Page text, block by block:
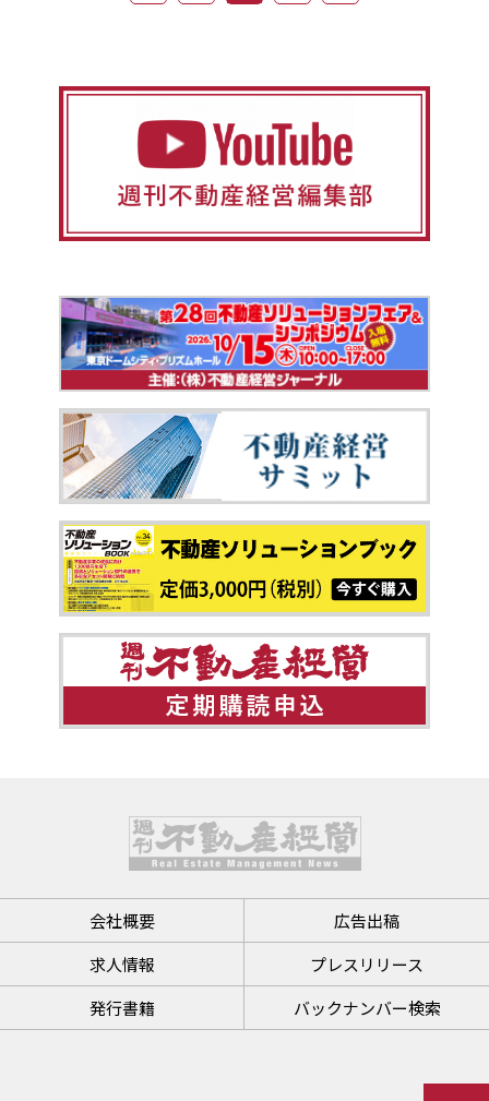
会社概要
広告出稿
求人情報
プレスリリース
発行書籍
バックナンバー検索